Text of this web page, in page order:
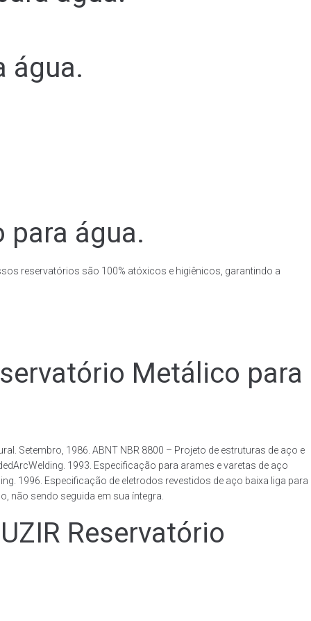
água.
para água.
reservatórios são 100% atóxicos e higiênicos, garantindo a
Metálico para
Setembro, 1986. ABNT NBR 8800 – Projeto de estruturas de aço e
1993. Especificação para arames e varetas de aço
1996. Especificação de eletrodos revestidos de aço baixa liga para
não sendo seguida em sua íntegra.
Reservatório